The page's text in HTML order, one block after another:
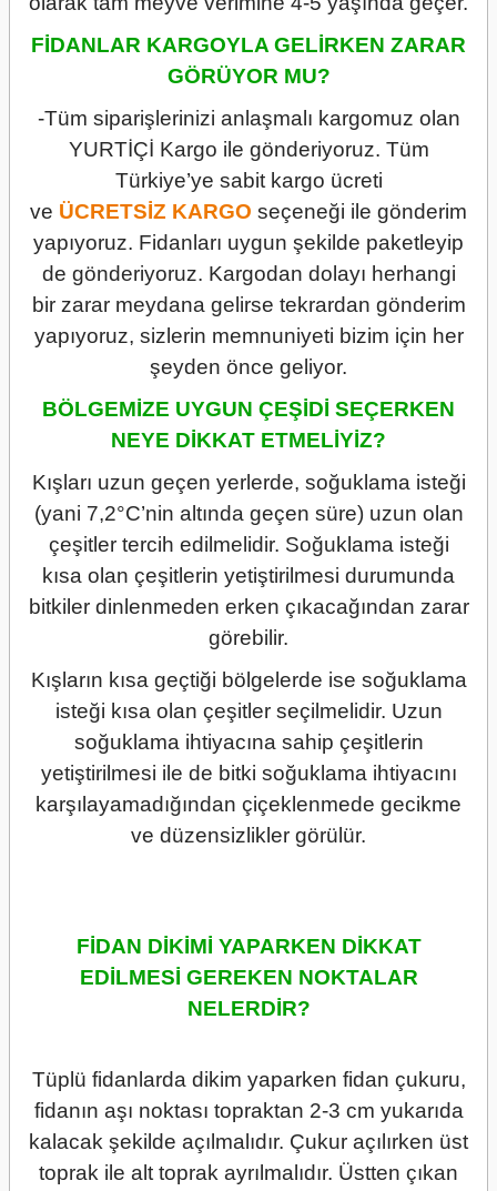
FİDANLAR KARGOYLA GELİRKEN ZARAR
GÖRÜYOR MU?
-Tüm siparişlerinizi anlaşmalı kargomuz olan
YURTİÇİ Kargo ile gönderiyoruz. Tüm
Türkiye’ye sabit kargo ücreti
ve ÜCRETSİZ KARGO seçeneği ile gönderim
yapıyoruz. Fidanları uygun şekilde paketleyip
de gönderiyoruz. Kargodan dolayı herhangi
bir zarar meydana gelirse tekrardan gönderim
yapıyoruz, sizlerin memnuniyeti bizim için her
şeyden önce geliyor.
BÖLGEMİZE UYGUN ÇEŞİDİ SEÇERKEN
NEYE DİKKAT ETMELİYİZ?
Kışları uzun geçen yerlerde, soğuklama isteği
(yani 7,2°C’nin altında geçen süre) uzun olan
çeşitler tercih edilmelidir. Soğuklama isteği
kısa olan çeşitlerin yetiştirilmesi durumunda
bitkiler dinlenmeden erken çıkacağından zarar
görebilir.
Kışların kısa geçtiği bölgelerde ise soğuklama
isteği kısa olan çeşitler seçilmelidir. Uzun
soğuklama ihtiyacına sahip çeşitlerin
yetiştirilmesi ile de bitki soğuklama ihtiyacını
karşılayamadığından çiçeklenmede gecikme
ve düzensizlikler görülür.
FİDAN DİKİMİ YAPARKEN DİKKAT
EDİLMESİ GEREKEN NOKTALAR
NELERDİR?
Tüplü fidanlarda dikim yaparken fidan çukuru,
fidanın aşı noktası topraktan 2-3 cm yukarıda
kalacak şekilde açılmalıdır. Çukur açılırken üst
toprak ile alt toprak ayrılmalıdır. Üstten çıkan